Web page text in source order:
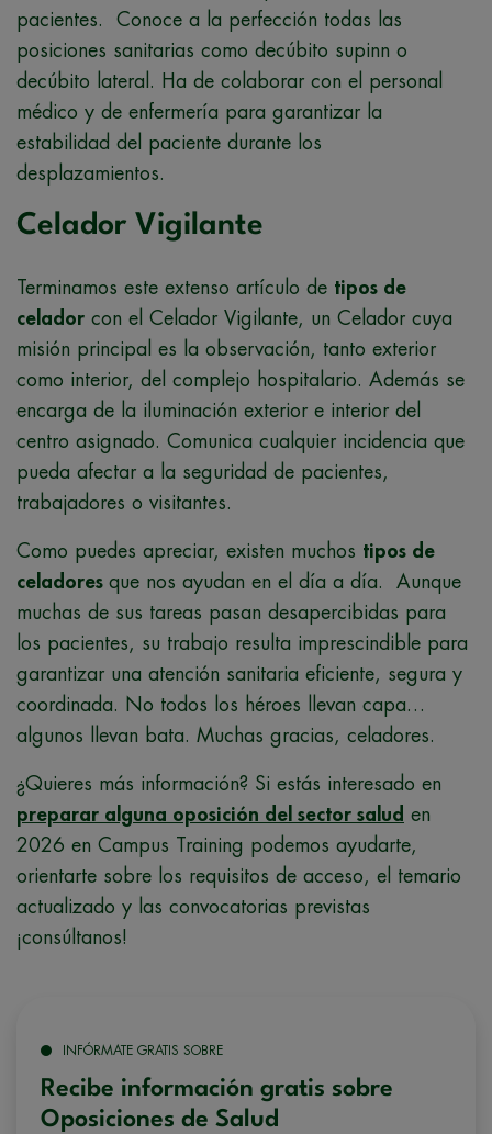
pacientes. Conoce a la perfección todas las
posiciones sanitarias como decúbito supinn o
decúbito lateral. Ha de colaborar con el personal
médico y de enfermería para garantizar la
estabilidad del paciente durante los
desplazamientos.
Celador Vigilante
Terminamos este extenso artículo de tipos de
celador con el Celador Vigilante, un Celador cuya
misión principal es la observación, tanto exterior
como interior, del complejo hospitalario. Además se
encarga de la iluminación exterior e interior del
centro asignado. Comunica cualquier incidencia que
pueda afectar a la seguridad de pacientes,
trabajadores o visitantes.
Como puedes apreciar, existen muchos tipos de
celadores que nos ayudan en el día a día. Aunque
muchas de sus tareas pasan desapercibidas para
los pacientes, su trabajo resulta imprescindible para
garantizar una atención sanitaria eficiente, segura y
coordinada. No todos los héroes llevan capa…
algunos llevan bata. Muchas gracias, celadores.
¿Quieres más información? Si estás interesado en
preparar alguna oposición del sector salud en
2026 en Campus Training podemos ayudarte,
orientarte sobre los requisitos de acceso, el temario
actualizado y las convocatorias previstas
¡consúltanos!
INFÓRMATE GRATIS SOBRE
Recibe información gratis sobre
Oposiciones de Salud